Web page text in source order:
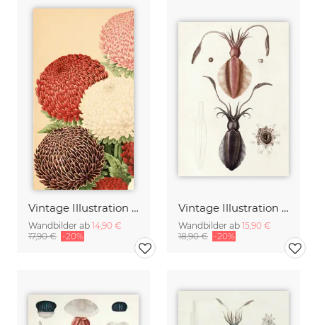
Vintage Illustration Chrysanthemen 4
Wandbilder ab 14,90 €
17,90 € -20%
Vintage Illustration Sepioteuthe Austral / Sepioteuthe De Maurice
Wandbilder ab 15,90 €
18,90 € -20%